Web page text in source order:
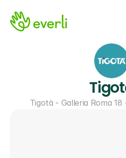
Tigotà - Galleria Roma 18